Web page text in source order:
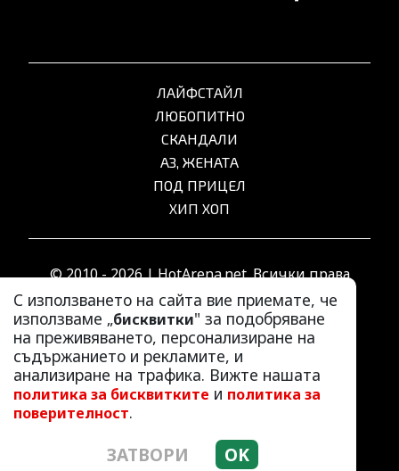
С използването на сайта вие приемате, че
използваме „бисквитки" за подобряване
на преживяването, персонализиране на
съдържанието и рекламите, и
анализиране на трафика. Вижте нашата
политика за бисквитките и политика за
поверителност.
ЗАТВОРИ OK
ЛАЙФСТАЙЛ
ЛЮБОПИТНО
СКАНДАЛИ
АЗ, ЖЕНАТА
ПОД ПРИЦЕЛ
ХИП ХОП
© 2010 - 2026 | HotArena.net. Всички права
запазени.
РЕКЛАМА
КОНТАКТИ
ОБЩИ УСЛОВИЯ
ПОЛИТИКА ЗА ПОВЕРИТЕЛНОСТ
ПОЛИТИКА ЗА БИСКВИТКИТЕ